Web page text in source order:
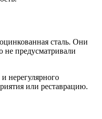
сталь. Они
не предусматривали
нерегулярного
или реставрацию.